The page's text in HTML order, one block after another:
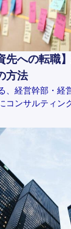
先への転職
方法
、経営幹部・経
コンサルティン